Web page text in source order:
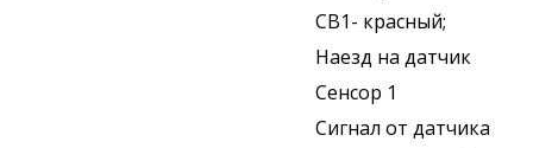
СВ1- красный;
Наезд на датчик
Сенсор 1
Сигнал от датчика